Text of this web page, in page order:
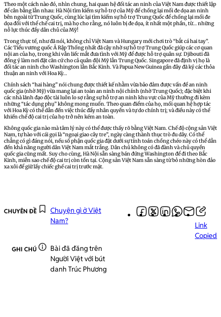
Theo một cách nào đó, nhìn chung, hai quan hệ đối tác an ninh của Việt Nam được thiết lập
để cân bằng lẫn nhau: Hà Nội tìm kiếm sự hỗ trợ của Mỹ để chống lại mối đe dọa an ninh
bên ngoài từ Trung Quốc, cùng lúc lại tìm kiếm sự hỗ trợ Trung Quốc để chống lại mối đe
dọa đối với thể chế cai trị, mà họ cho rằng, nó luôn bị đe dọa, ít nhất một phần, từ… những
nỗ lực thúc đẩy dân chủ của Mỹ!
Trong thực tế, như đã nói, không chỉ Việt Nam và Hungary mới chơi trò “bắt cá hai tay”.
Các Tiểu vương quốc Ả Rập Thống nhất đã cậy nhờ sự hỗ trợ Trung Quốc giúp các cơ quan
nội an của họ, trong khi vẫn liếc mắt đưa tình với Mỹ để được hỗ trợ quân sự. Djibouti đã
đồng ý làm nơi đặt căn cứ cho cả quân đội Mỹ lẫn Trung Quốc. Singapore đã định vị họ là
đối tác an ninh cho Washington lẫn Bắc Kinh. Và Papua New Guinea gần đây đã ký các thỏa
thuận an ninh với Hoa Kỳ…
Chính sách “hai hàng” nói chung được thiết kế nhằm vừa bảo đảm được vấn đề an ninh
quốc gia (nhờ Mỹ) vừa mang lại an toàn an ninh nội chính (nhờ Trung Quốc); đặc biệt khi
các nhà lãnh đạo độc tài luôn lo sợ rằng sự hỗ trợ an ninh khu vực của Mỹ thường đi kèm
những “tác dụng phụ” không mong muốn. Theo quan điểm của họ, mối quan hệ hợp tác
với Hoa Kỳ có thể dẫn đến việc thúc đẩy nhân quyền và tự do chính trị; và điều này có thể
khiến chế độ cai trị của họ trở nên kém an toàn.
Không quốc gia nào mà tâm lý này có thể được thấy rõ bằng Việt Nam. Chế độ cộng sản Việt
Nam, tự hào với cái gọi là “ngoại giao cây tre”, ngày càng thành thục trò đu dây. Có thể
chẳng có gì đáng nói, nếu số phận quốc gia đặt dưới sự tính toán chồng chéo này có thể dẫn
đến khả năng người dân Việt Nam mắt trắng. Dân chủ không có đã đành và chủ quyền
quốc gia cũng mất. Suy cho cùng, Hà Nội sẵn sàng bán đứng Washington để đi theo Bắc
Kinh, miễn sao chế độ cai trị còn tồn tại. Cộng sản Việt Nam sẵn sàng từ bỏ những hòn đảo
xa xôi để giữ lấy chiếc ghế cai trị trước mặt.
CHUYÊN ĐỀ
Chuyện gì ở Việt
Nam?
GHI CHÚ
Bài đã đăng trên
Người Việt với bút
danh Trúc Phương
Link
Copied